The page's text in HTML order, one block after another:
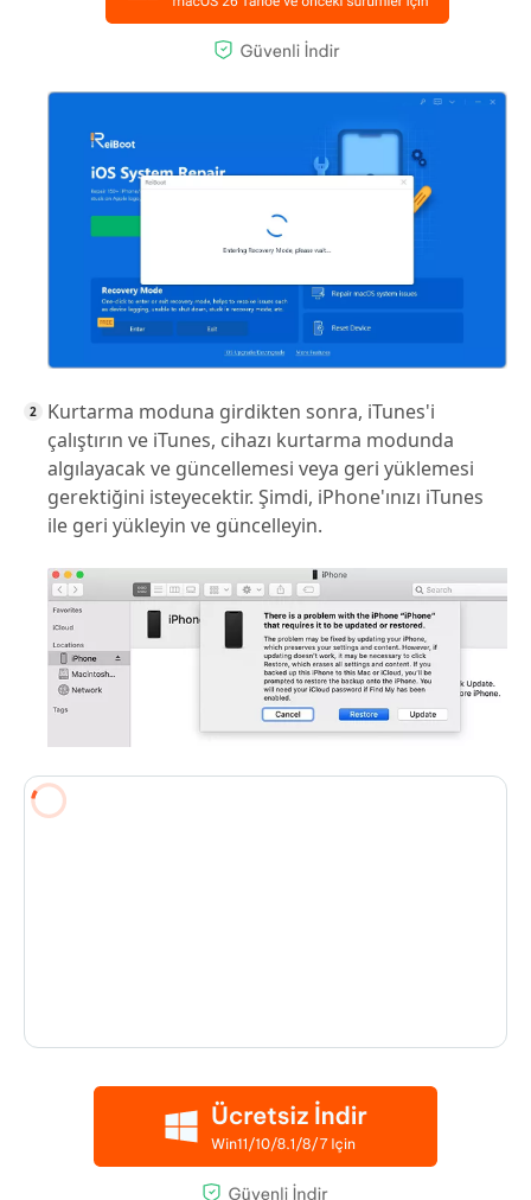
Kurtarma moduna girdikten sonra, iTunes'i
çalıştırın ve iTunes, cihazı kurtarma modunda
algılayacak ve güncellemesi veya geri yüklemesi
gerektiğini isteyecektir. Şimdi, iPhone'ınızı iTunes
ile geri yükleyin ve güncelleyin.